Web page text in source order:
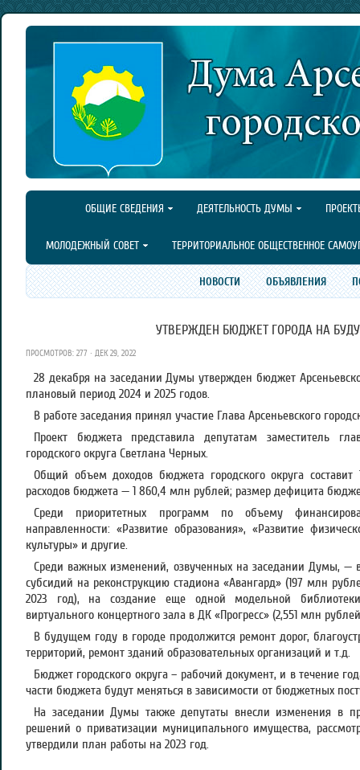
ОБЩИЕ СВЕДЕНИЯ ДЕЯТЕЛЬНОСТЬ ДУМЫ
МОЛОДЕЖНЫЙ СОВЕТ ТЕРРИТОРИАЛЬНОЕ ОБЩЕСТВЕННОЕ
НОВОСТИ ОБЪЯВЛЕНИЯ
УТВЕРЖДЕН БЮДЖЕТ ГОРОДА НА
ПРОСМОТРОВ: 277 · ДЕК 29, 2022
28 декабря на заседании Думы утвержден бюджет
плановый период 2024 и 2025 годов.
В работе заседания принял участие Глава Арсеньевского
Проект бюджета представила депутатам заместитель
городского округа Светлана Черных.
Общий объем доходов бюджета городского округа
расходов бюджета — 1 860,4 млн рублей; размер дефицита
Среди приоритетных программ по объему
направленности: «Развитие образования», «Развитие
культуры» и другие.
Среди важных изменений, озвученных на заседании Думы, —
субсидий на реконструкцию стадиона «Авангард» (197 млн
2023 год), на создание еще одной модельной
виртуального концертного зала в ДК «Прогресс» (2,551 млн
В будущем году в городе продолжится ремонт дорог,
территорий, ремонт зданий образовательных организаций и т.д.
Бюджет городского округа – рабочий документ, и в течение
части бюджета будут меняться в зависимости от бюджетных
На заседании Думы также депутаты внесли изменения в
решений о приватизации муниципального имущества,
утвердили план работы на 2023 год.